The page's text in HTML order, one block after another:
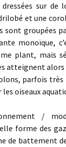
sur de
et une
groupées
monoïque,
plant, mais
atteignent
parfois
oiseaux
/
forme des
de battement